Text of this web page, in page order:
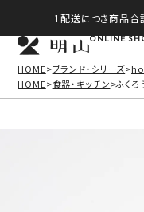
1配送につき商品
ONLINE
HOME ブランド・シリーズ
HOME 食器・キッチン ふくろ